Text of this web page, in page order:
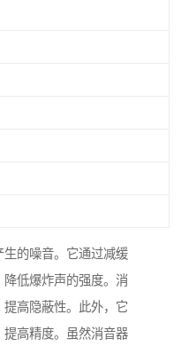
的噪音。它通过减缓
降低爆炸声的强度。消
高隐蔽性。此外，它
高精度。虽然消音器